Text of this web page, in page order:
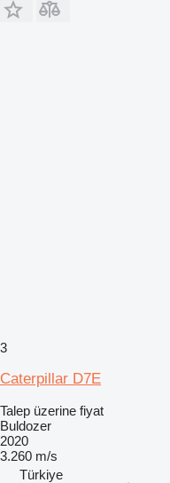
3
Caterpillar D7E
Talep üzerine fiyat
Buldozer
2020
3.260 m/s
Türkiye